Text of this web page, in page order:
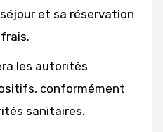
et sa réservation
les autorités
conformément
sanitaires.